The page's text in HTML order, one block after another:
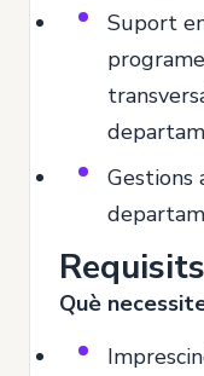
Suport
Gestions
Què